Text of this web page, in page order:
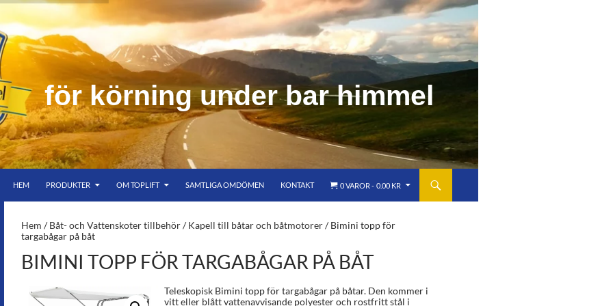
för körning under bar himmel
bar himmel
HEM
PRODUKTER OM TOPLIFT SAMTLIGA OMDÖMEN KONTAKT 0 VAROR 0.00 KR
Hem /Båt- och Vattenskoter tillbehör/Kapell till båtar och båtmotorer/ Bimini topp för
targabågar på båt
BIMINI TOPP FÖR TARGABÅGAR PÅ BÅT
Teleskopisk Bimini topp för targabågar på båtar. Den kommer i
vitt eller blått vattenavvisande polyester och rostfritt stål i